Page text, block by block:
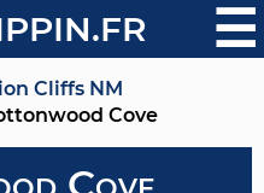
☰
Cliffs NM
Cove